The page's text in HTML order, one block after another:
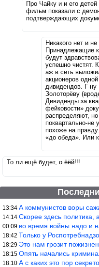
Про Чайку и и его
фильм показали с
подтверждающих
Никакого нет и не
Принадлежащие
будут
успешно чистят.
аж в сеть
акционеров
дивидендов. Г-ну
Золоторёву
Дивиденды за
фейковости»
распределяют,
поквартально-не
похоже на
«до обеда». Или
То ли ещё будет, о ёёй!!!
13:34 А коммунистов воры
14:14 Скорее здесь политика, а
00:09 во время войны надо и
18:42 Только у Роспотребнадзора
18:29 Это нам грозит
18:15 Опять начались
18:10 А с каких это пор